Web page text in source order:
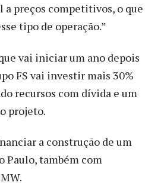
a preços competitivos, o que
tipo de operação.”
vai iniciar um ano depois
FS vai investir mais 30%
recursos com dívida e um
projeto.
a construção de um
Paulo, também com